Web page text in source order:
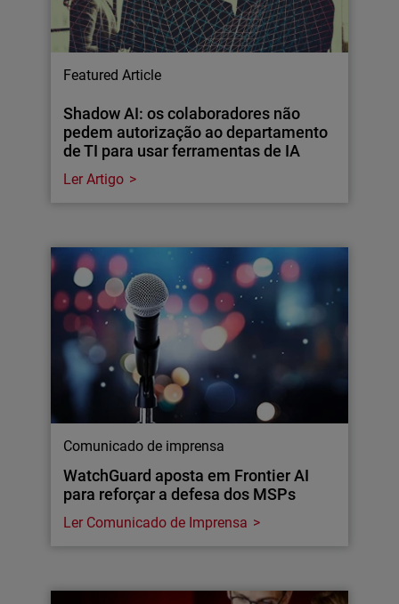
Featured Article
Shadow AI: os colaboradores não
pedem autorização ao departamento
de TI para usar ferramentas de IA
Ler Artigo
Comunicado de imprensa
WatchGuard aposta em Frontier AI
para reforçar a defesa dos MSPs
Ler Comunicado de Imprensa